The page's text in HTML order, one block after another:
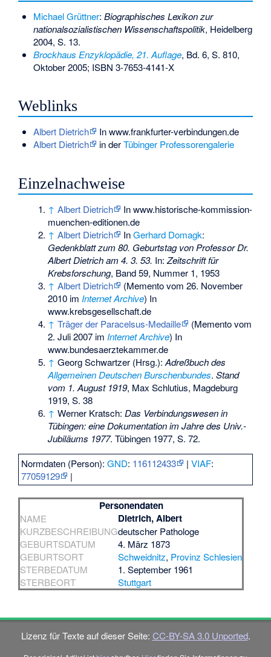
Michael Grüttner: Biographisches Lexikon zur
nationalsozialistischen Wissenschaftspolitik, Heidelberg
2004, S. 13.
Brockhaus Enzyklopädie, 21. Auflage, Bd. 6, S. 810,
Oktober 2005; ISBN 3-7653-4141-X
Weblinks
Albert Dietrich
In www.frankfurter-verbindungen.de
Albert Dietrich
in derTübinger Professorengalerie
Einzelnachweise
↑ Albert Dietrich
In www.historische-kommission-
muenchen-editionen.de
↑ Albert Dietrich InGerhard Domagk:
Gedenkblatt zum 80. Geburtstag von Professor Dr.
Albert Dietrich am 4. 3. 53. In:Zeitschrift für
Krebsforschung, Band 59, Nummer 1, 1953
↑ Albert Dietrich (Mementovom 26. November
2010 im Internet Archive) In
www.krebsgesellschaft.de
↑ Träger der Paracelsus-Medaille (Mementovom
2. Juli 2007 im Internet Archive) In
www.bundesaerztekammer.de
↑ Georg Schwartzer (Hrsg.):Adreßbuch des
Allgemeinen Deutschen Burschenbundes.Stand
vom 1. August 1919, Max Schlutius, Magdeburg
1919, S. 38
↑ Werner Kratsch:Das Verbindungswesen in
Tübingen: eine Dokumentation im Jahre des Univ.-
Jubiläums 1977. Tübingen 1977, S. 72.
Normdaten (Person):GND: 116112433 |VIAF:
77059129
|
Personendaten
NAME Dietrich, Albert
KURZBESCHREIBUNGdeutscher Pathologe
GEBURTSDATUM
4. März 1873
GEBURTSORT
Schweidnitz, Provinz Schlesien
STERBEDATUM
1. September 1961
STERBEORT
Stuttgart
Lizenz für Texte auf dieser Seite: CC-BY-SA 3.0 Unported.